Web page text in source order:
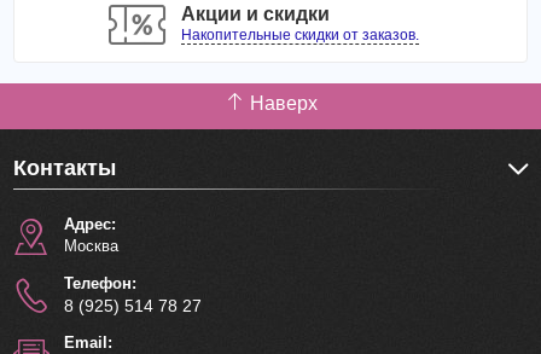
Акции и скидки
Накопительные скидки от заказов.
Наверх
Контакты
Адрес:
Москва
Телефон:
8 (925) 514 78 27
Email: